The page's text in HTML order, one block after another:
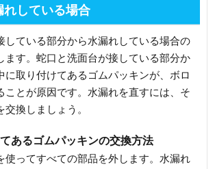
れしている場合
している部分から水漏れしている場合の
ます。蛇口と洗面台が接している部分か
に取り付けてあるゴムパッキンが、ボロ
ことが原因です。水漏れを直すには、そ
換しましょう。
あるゴムパッキンの交換方法
使ってすべての部品を外します。水漏れ